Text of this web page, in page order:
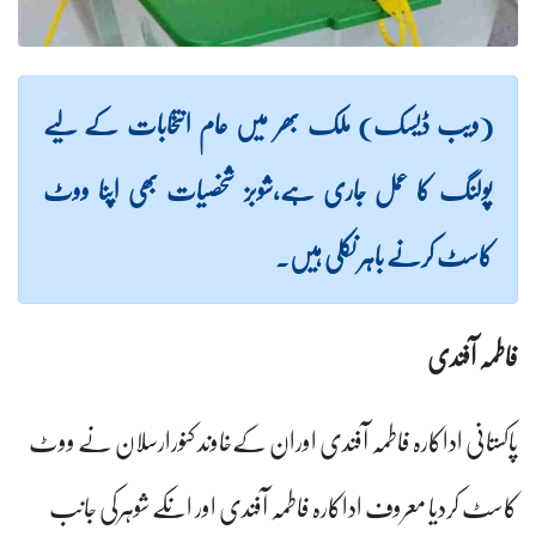
ملک بھر میں عام انتخابات کے لیے
جاری ہے،شوبز شخصیات بھی اپنا ووٹ
نکلی ہیں۔
فاطمہ آفندی اوران کےخاوند کنورارسلان نے ووٹ
اداکارہ فاطمہ آفندی اور انکے شوہرکی جانب